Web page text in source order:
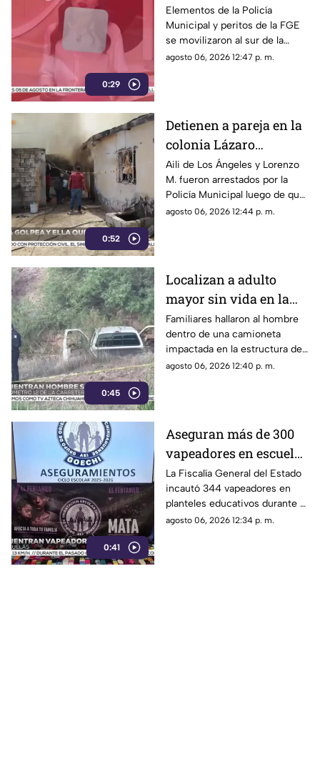
0:29
la colonia División del
Norte en Chihuahua
Elementos de la Policía
Municipal y peritos de la FGE
se movilizaron al sur de la
capital tras el descubrimiento
agosto 06, 2026 12:47 p. m.
0:52
Detienen a pareja en la
colonia Lázaro
Cárdenas tras riña,
agresión física y un
incendio
Aili de Los Ángeles y Lorenzo
M. fueron arrestados por la
Policía Municipal luego de que
el hombre agrediera a la mujer
agosto 06, 2026 12:44 p. m.
0:45
Localizan a adulto
mayor sin vida en la
carretera de
Cuahtémoc; habría
sufrido infarto al
volante
Familiares hallaron al hombre
dentro de una camioneta
impactada en la estructura de
un puente a la altura del
agosto 06, 2026 12:40 p. m.
0:41
Aseguran más de 300
vapeadores en escuelas
de Chihuahua; detectan
dispositivo wax
La Fiscalía General del Estado
incautó 344 vapeadores en
planteles educativos durante el
ciclo escolar 2025-2026; 36
agosto 06, 2026 12:34 p. m.